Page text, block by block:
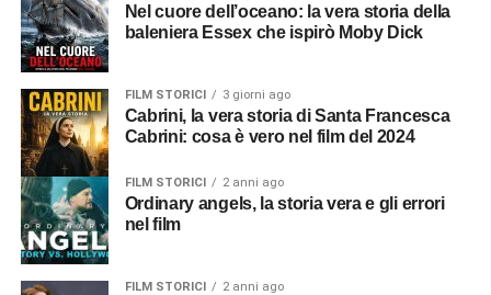
Nel cuore dell’oceano: la vera storia della
baleniera Essex che ispirò Moby Dick
FILM STORICI 3 giorni ago
Cabrini, la vera storia di Santa Francesca
Cabrini: cosa è vero nel film del 2024
FILM STORICI 2 anni ago
Ordinary angels, la storia vera e gli errori
nel film
FILM STORICI 2 anni ago